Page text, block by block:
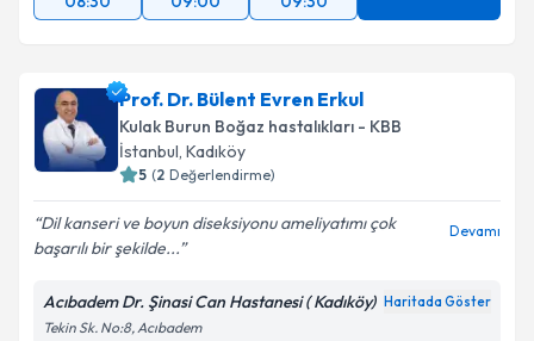
Takvim Talebini Gönder
Prof. Dr. Bülent Evren Erkul
Kulak Burun Boğaz hastalıkları - KBB
İstanbul, Kadıköy
5 (2 Değerlendirme)
Dil kanseri ve boyun diseksiyonu ameliyatımı çok
başarılı bir şekilde...
Devamı
Acıbadem Dr. Şinasi Can Hastanesi ( Kadıköy) Haritada Göster
Tekin Sk. No:8, Acıbadem